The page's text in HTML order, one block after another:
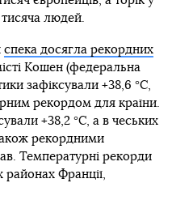
людей.
спека досягла рекордних
Кошен (федеральна
зафіксували +38,6 °C,
рекордом для країни.
+38,2 °C, а в чеських
рекордними
Температурні рекорди
районах Франції,